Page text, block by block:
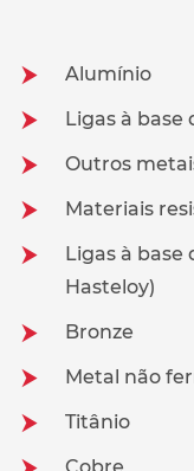
Alumínio
Ligas à base
Outros
Materiais
Ligas à base
Hasteloy)
Bronze
Metal não
Titânio
Cobre